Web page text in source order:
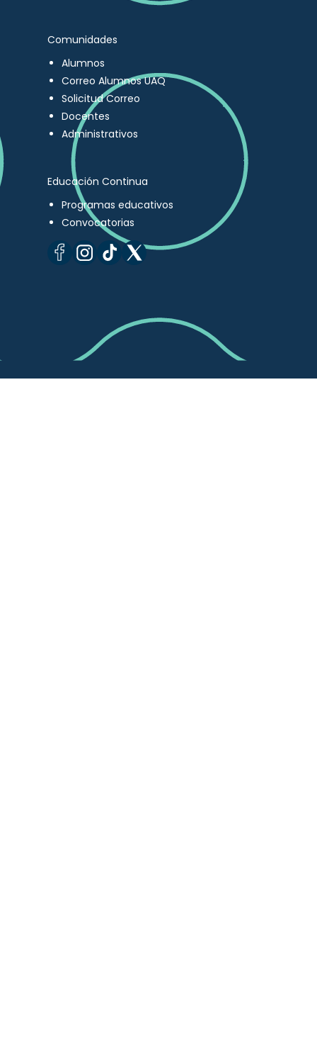
Comunidades
Alumnos
Correo Alumnos UAQ
Solicitud Correo
Docentes
Administrativos
Educación Continua
Programas educativos
Convocatorias